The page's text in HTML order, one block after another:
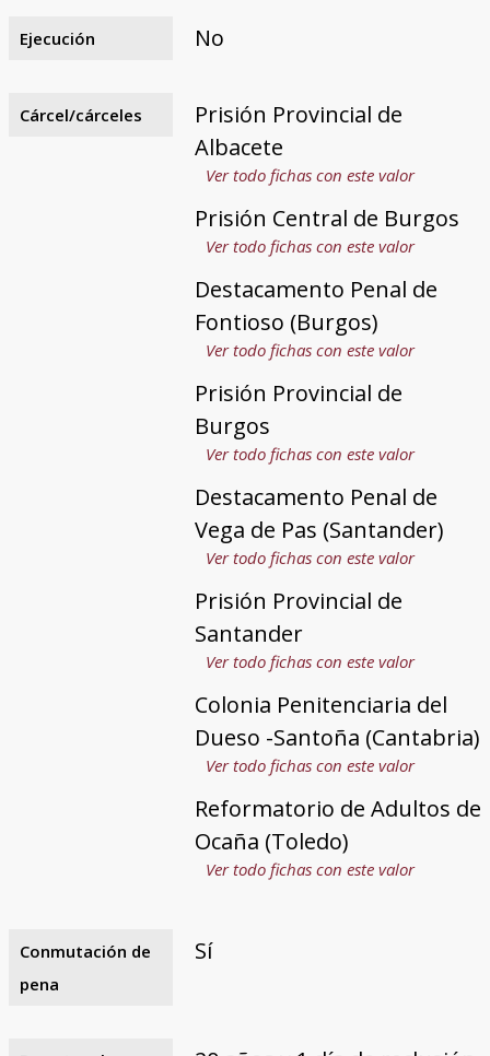
Ejecución No
Cárcel/cárceles
Prisión Provincial de
Albacete
Ver todo fichas con este valor
Prisión Central de Burgos
Ver todo fichas con este valor
Destacamento Penal de
Fontioso (Burgos)
Ver todo fichas con este valor
Prisión Provincial de
Burgos
Ver todo fichas con este valor
Destacamento Penal de
Vega de Pas (Santander)
Ver todo fichas con este valor
Prisión Provincial de
Santander
Ver todo fichas con este valor
Colonia Penitenciaria del
Dueso -Santoña (Cantabria)
Ver todo fichas con este valor
Reformatorio de Adultos de
Ocaña (Toledo)
Ver todo fichas con este valor
Conmutación de
pena
Sí